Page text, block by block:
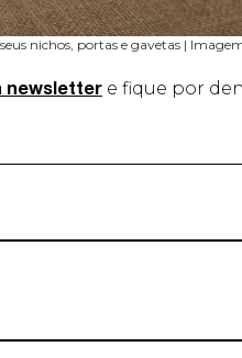
nichos, portas e gavetas |
newsletter e fique por